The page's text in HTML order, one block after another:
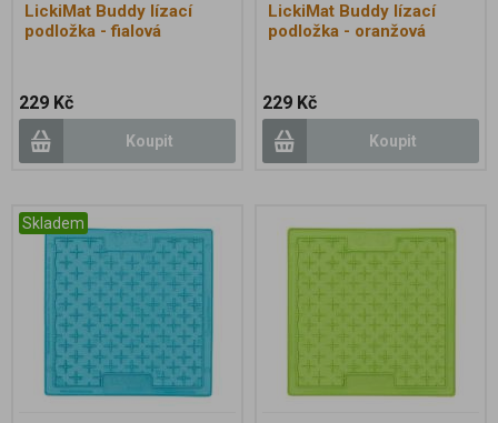
LickiMat Buddy lízací
podložka - fialová
229 Kč
Koupit
LickiMat Buddy lízací
podložka - oranžová
229 Kč
Koupit
Skladem